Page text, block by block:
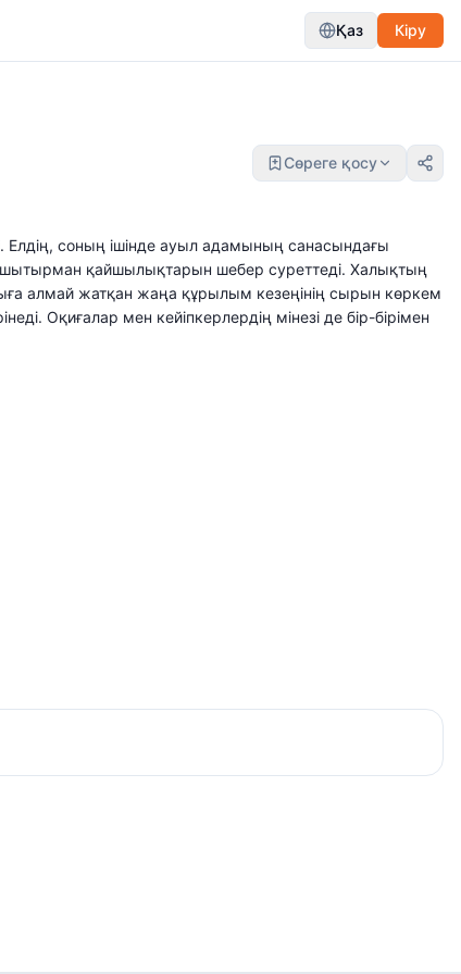
Қаз Кіру
Сөреге қосу
Елдің, соның ішінде ауыл адамының санасындағы
шытырман қайшылықтарын шебер суреттеді. Халықтың
алмай жатқан жаңа құрылым кезеңінің сырын көркем
Оқиғалар мен кейіпкерлердің мінезі де бір-бірімен